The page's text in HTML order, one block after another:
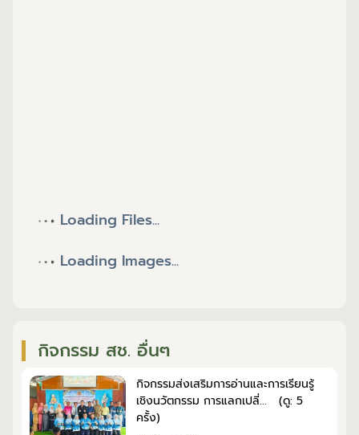
Loading Files...
Loading Images...
กิจกรรม สช. อื่นๆ
กิจกรรมส่งเสริมการอ่านและการเรียนรู้
เชิงนวัตกรรม การแลกเปลี่... (ดู: 5
ครั้ง)